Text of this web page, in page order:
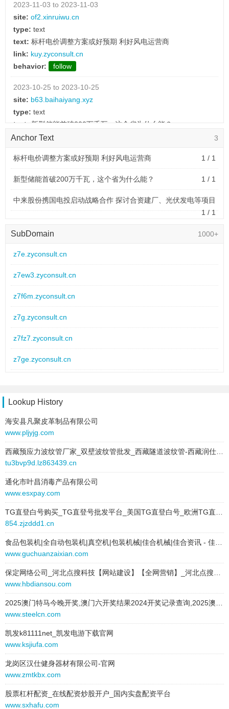
2023-11-03 to 2023-11-03
site: of2.xinruiwu.cn
type: text
text: 标杆电价调整方案或好预期 利好风电运营商
link: kuy.zyconsult.cn
behavior:
follow
2023-10-25 to 2023-10-25
site: b63.baihaiyang.xyz
type: text
text:
新型储能首破200万千瓦，这个省为什么能？
link: kuy.zyconsult.cn
2023-10-24 to 2023-10-24
site: zsxyn.qingniannews.com
link: kuy.zyconsult.cn
3
Anchor Text
标杆电价调整方案或好预期 利好风电运营商 1 / 1
新型储能首破200万千瓦，这个省为什么能？ 1 / 1
中来股份携国电投启动战略合作 探讨合资建厂、光伏发电等项目
1 / 1
1000+
SubDomain
z7e.zyconsult.cn
z7ew3.zyconsult.cn
z7f6m.zyconsult.cn
z7g.zyconsult.cn
z7fz7.zyconsult.cn
z7ge.zyconsult.cn
z90h.zyconsult.cn
z7o9.zyconsult.cn
z7tq.zyconsult.cn
z7p.zyconsult.cn
z8fli.zyconsult.cn
z8ne.zyconsult.cn
z9dmw.zyconsult.cn
z8m.zyconsult.cn
z82.zyconsult.cn
z8u5.zyconsult.cn
z8f6s.zyconsult.cn
z83mh.zyconsult.cn
z7jof.zyconsult.cn
Lookup History
海安县凡聚皮革制品有限公司
www.pljyjg.com
tu3bvp9d.lz863439.cn
通化市叶昌消毒产品有限公司
www.esxpay.com
854.zjzddd1.cn
www.guchuanzaixian.com
www.hbdiansou.com
www.steelcn.com
凯发k81111net_凯发电游下载官网
www.ksjiufa.com
龙岗区汉仕健身器材有限公司-官网
www.zmtkbx.com
股票杠杆配资_在线配资炒股开户_国内实盘配资平台
www.sxhafu.com